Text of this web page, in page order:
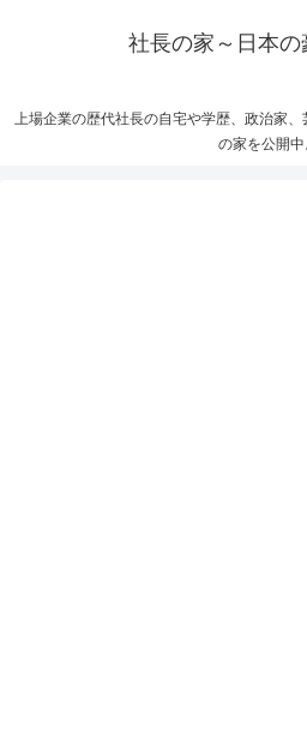
社長の家～日本
上場企業の歴代社長の自宅や学歴、政治家
の家を公開中